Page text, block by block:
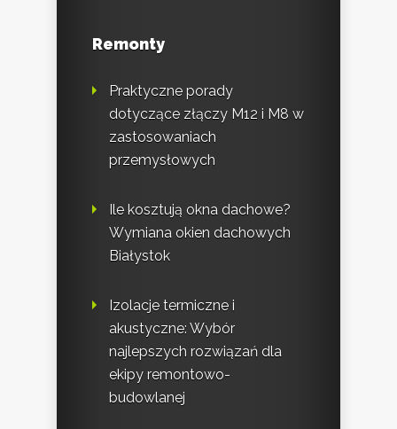
Remonty
Praktyczne porady
dotyczące złączy M12 i M8 w
zastosowaniach
przemysłowych
Ile kosztują okna dachowe?
Wymiana okien dachowych
Białystok
Izolacje termiczne i
akustyczne: Wybór
najlepszych rozwiązań dla
ekipy remontowo-
budowlanej